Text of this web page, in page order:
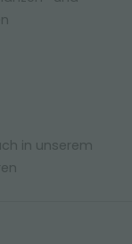
in unserem